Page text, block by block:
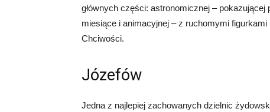
głównych części: astronomicznej – pokazującej
miesiące i animacyjnej – z ruchomymi
Chciwości.
Józefów
Jedna z najlepiej zachowanych dzielnic